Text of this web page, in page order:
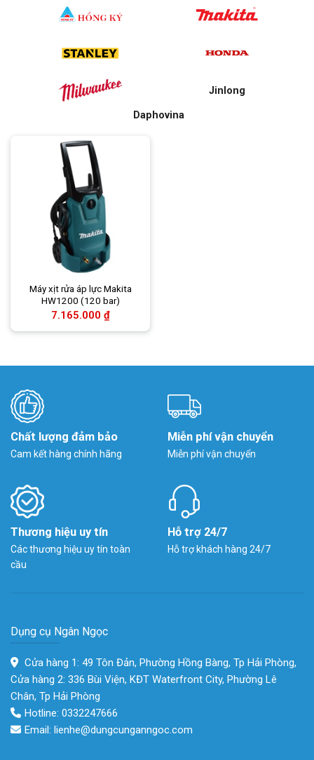
Jinlong
Daphovina
Máy xịt rửa áp lực Makita
HW1200 (120 bar)
7.165.000 ₫
Chất lượng đảm bảo
Cam kết hàng chính hãng
Miễn phí vận chuyển
Miễn phí vận chuyển
Thương hiệu uy tín
Các thương hiệu uy tín toàn
cầu
Hỗ trợ 24/7
Hỗ trợ khách hàng 24/7
Dụng cụ Ngân Ngọc
Cửa hàng 1: 49 Tôn Đản, Phường Hồng Bàng, Tp Hải Phòng,
Cửa hàng 2: 336 Bùi Viện, KĐT Waterfront City, Phường Lê
Chân, Tp Hải Phòng
Hotline: 0332247666
Email: lienhe@dungcunganngoc.com